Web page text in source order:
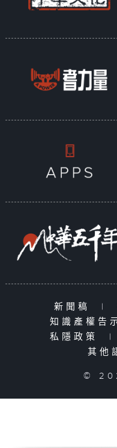
新聞稿 |
知識產權告
私隱政策
|
其他
©